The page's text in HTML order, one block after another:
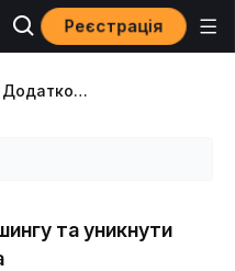
Реєстрація
Додаткові функції безпеки
та уникнути